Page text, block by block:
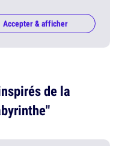
Accepter & afficher
de la